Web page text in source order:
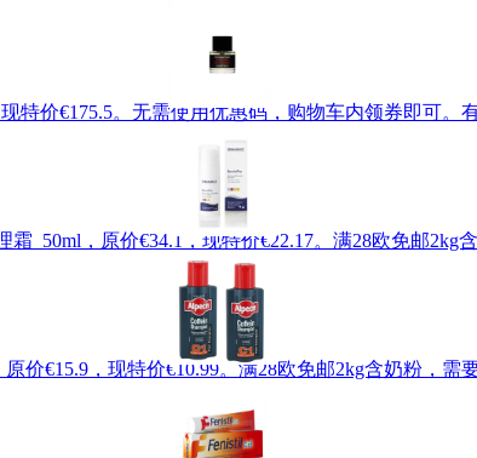
价€175.5。无需使用优惠码，购物车内领券即可。
霜 50ml，原价€34.1，现特价€22.17。满28欧免邮
价€15.9，现特价€10.99。满28欧免邮2kg含奶粉，